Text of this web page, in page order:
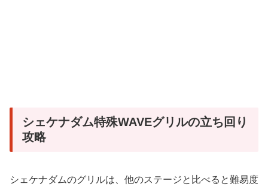
シェケナダム特殊WAVEグリルの立ち回り
攻略
シェケナダムのグリルは、他のステージと比べると難易度